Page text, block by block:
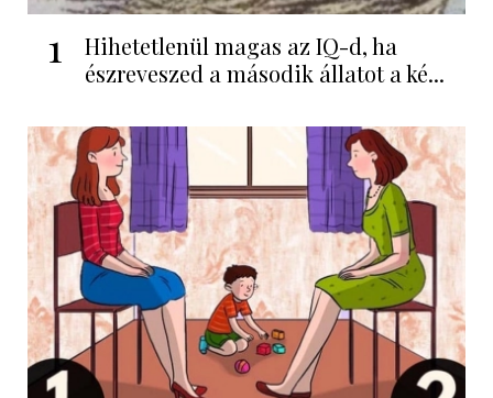
1
Hihetetlenül magas az IQ-d, ha
észreveszed a második állatot a ké...